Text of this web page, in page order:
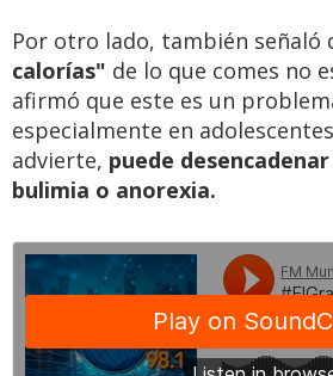
Por otro lado, también señaló
calorías" de lo que comes no
afirmó que este es un
especialmente en
advierte, puede
bulimia o anorexia.